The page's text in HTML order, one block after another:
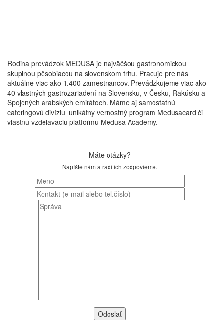
Rodina prevádzok MEDUSA je najväčšou gastronomickou
skupinou pôsobiacou na slovenskom trhu. Pracuje pre nás
aktuálne viac ako 1.400 zamestnancov. Prevádzkujeme viac ako
40 vlastných gastrozariadení na Slovensku, v Česku, Rakúsku a
Spojených arabských emirátoch. Máme aj samostatnú
cateringovú divíziu, unikátny vernostný program Medusacard či
vlastnú vzdelávaciu platformu Medusa Academy.
Máte otázky?
Napíšte nám a radi ich zodpovieme.